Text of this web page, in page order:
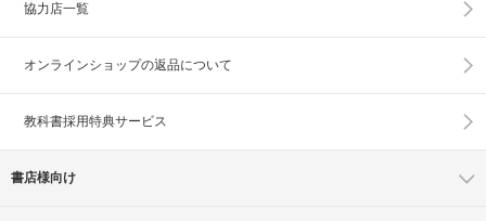
協力店一覧
オンラインショップの返品について
教科書採用特典サービス
書店様向け